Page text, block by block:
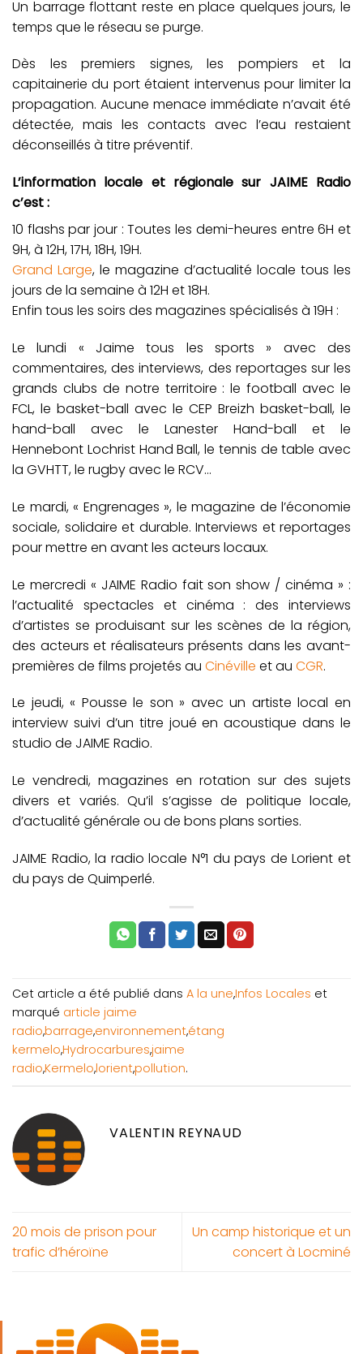
Un barrage flottant reste en place quelques jours, le
temps que le réseau se purge.
Dès les premiers signes, les pompiers et la
capitainerie du port étaient intervenus pour limiter la
propagation. Aucune menace immédiate n’avait été
détectée, mais les contacts avec l’eau restaient
déconseillés à titre préventif.
L’information locale et régionale sur JAIME Radio
c’est :
10 flashs par jour : Toutes les demi-heures entre 6H et
9H, à 12H, 17H, 18H, 19H.
Grand Large, le magazine d’actualité locale tous les
jours de la semaine à 12H et 18H.
Enfin tous les soirs des magazines spécialisés à 19H :
Le lundi « Jaime tous les sports » avec des
commentaires, des interviews, des reportages sur les
grands clubs de notre territoire : le football avec le
FCL, le basket-ball avec le CEP Breizh basket-ball, le
hand-ball avec le Lanester Hand-ball et le
Hennebont Lochrist Hand Ball, le tennis de table avec
la GVHTT, le rugby avec le RCV…
Le mardi, « Engrenages », le magazine de l’économie
sociale, solidaire et durable. Interviews et reportages
pour mettre en avant les acteurs locaux.
Le mercredi « JAIME Radio fait son show / cinéma » :
l’actualité spectacles et cinéma : des interviews
d’artistes se produisant sur les scènes de la région,
des acteurs et réalisateurs présents dans les avant-
premières de films projetés au Cinéville et au CGR.
Le jeudi, « Pousse le son » avec un artiste local en
interview suivi d’un titre joué en acoustique dans le
studio de JAIME Radio.
Le vendredi, magazines en rotation sur des sujets
divers et variés. Qu’il s’agisse de politique locale,
d’actualité générale ou de bons plans sorties.
JAIME Radio, la radio locale N°1 du pays de Lorient et
du pays de Quimperlé.
Cet article a été publié dans A la une,Infos Locales et
marqué article jaime
radio,barrage,environnement,étang
kermelo,Hydrocarbures,jaime
radio,Kermelo,lorient,pollution.
VALENTIN REYNAUD
20 mois de prison pour
trafic d’héroïne
Un camp historique et un
concert à Locminé